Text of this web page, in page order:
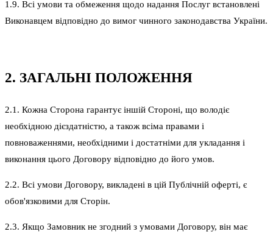
1.9. Всі умови та обмеження щодо надання Послуг встановлені
Виконавцем відповідно до вимог чинного законодавства України.
2. ЗАГАЛЬНІ ПОЛОЖЕННЯ
2.1. Кожна Сторона гарантує іншій Стороні, що володіє
необхідною дієздатністю, а також всіма правами і
повноваженнями, необхідними і достатніми для укладання і
виконання цього Договору відповідно до його умов.
2.2. Всі умови Договору, викладені в цій Публічній оферті, є
обов'язковими для Сторін.
2.3. Якщо Замовник не згодний з умовами Договору, він має